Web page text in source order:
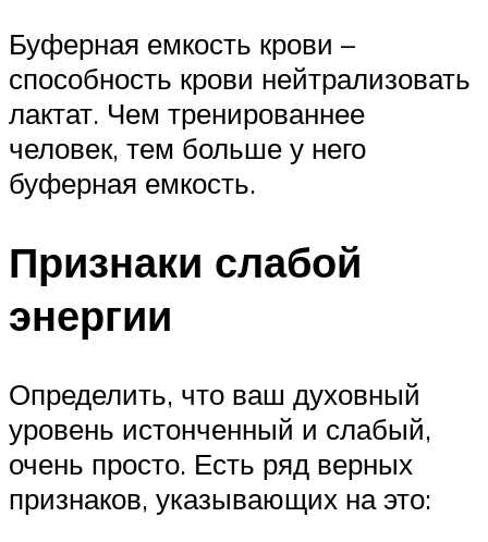
Буферная емкость крови –
способность крови нейтрализовать
лактат. Чем тренированнее
человек, тем больше у него
буферная емкость.
Признаки слабой
энергии
Определить, что ваш духовный
уровень истонченный и слабый,
очень просто. Есть ряд верных
признаков, указывающих на это: